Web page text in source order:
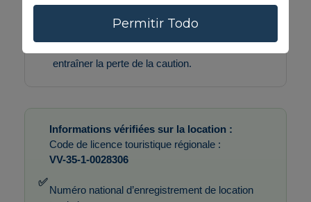
Nous recommandons de signaler tout dommage
préexistant lors du check-in.
Le non-respect du règlement intérieur peut
entraîner la perte de la caution.
✅
Informations vérifiées sur la location :
Code de licence touristique régionale :
VV-35-1-0028306
Numéro national d’enregistrement de location
Permitir Todo